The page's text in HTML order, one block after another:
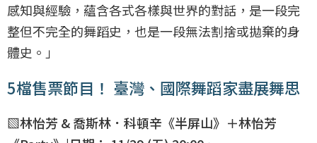
感知與經驗，蘊含各式各樣與世界的對話，是一段完
整但不完全的舞蹈史，也是一段無法割捨或拋棄的身
體史。」
5檔售票節目！ 臺灣、國際舞蹈家盡展舞思
▧林怡芳 & 喬斯林．科頓辛《半屏山》＋林怡芳